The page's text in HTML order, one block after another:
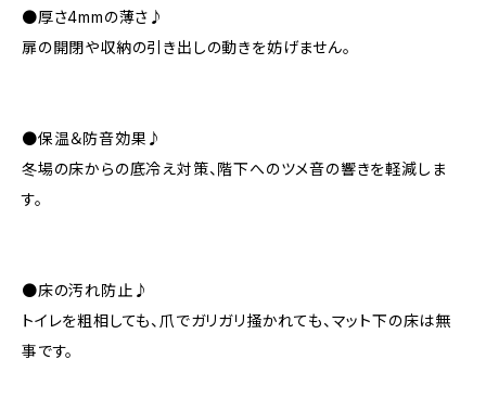
●厚さ4mmの薄さ♪
扉の開閉や収納の引き出しの動きを妨げません。
●保温＆防音効果♪
冬場の床からの底冷え対策、階下へのツメ音の響きを軽減しま
す。
●床の汚れ防止♪
トイレを粗相しても、爪でガリガリ掻かれても、マット下の床は無
事です。